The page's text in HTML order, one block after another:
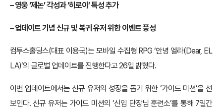
–영웅 ‘제논’ 각성과 ‘히로이’ 특성 추가
–업데이트 기념 신규 및 복귀 유저 위한 이벤트 풍성
컴투스홀딩스(대표 이용국)는 모바일 수집형 RPG ‘안녕 엘라(Dear, EL
LA)’의 글로벌 업데이트를 진행한다고 26일 밝혔다.
이번 업데이트에서는 신규 유저의 성장을 돕기 위한 ‘가이드 미션’을 선
보인다. 신규 유저는 가이드 미션의 ‘신입 단장님 훈련소’를 통해 7일간